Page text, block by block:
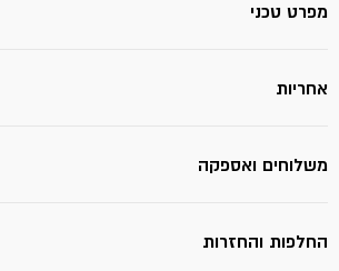
מפרט טכני
אחריות
משלוחים ואספקה
החלפות והחזרות